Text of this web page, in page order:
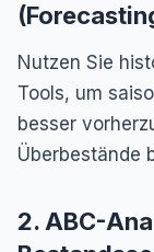
Nutzen Sie
Tools, um
besser
Überbestände
2. ABC-